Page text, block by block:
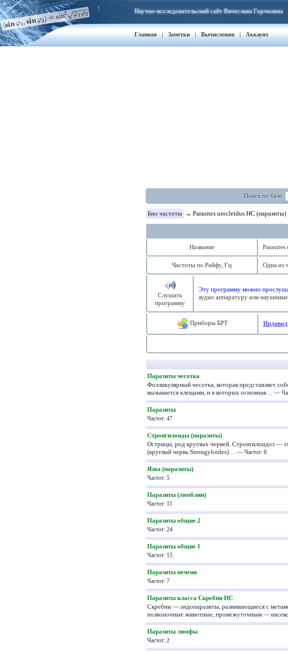
Научно-исследовательский сайт Вячеслава Горчилина
Главная | Заметки | Вычисления | Аккаунт
Поиск по базе:
Био частоты → Parasites urocleidus HC (паразиты)
Название
Частоты по Райфу, Гц Одна из
Слушать
программу
Эту программу можно
аудио аппаратуру или
Приборы БРТ
Паразиты чесотка
Фолликулярный чесотка, которая представляет
вызывается клещами, и в которых основная… —
Паразиты
Частот: 47
Стронгилоиды (паразиты)
Острицы, род круглых червей. Стронгилоидоз —
(круглый червь Strongyloides)… — Частот: 8
Язва (паразиты)
Частот: 5
Паразиты (лямблии)
Частот: 11
Паразиты общие 2
Частот: 24
Паразиты общие 1
Частот: 15
Паразиты печени
Частот: 7
Паразиты класса Скребни HC
Скребни — эндопаразиты, развивающиеся с
позвоночные животные, промежуточным —
Паразиты лимфы
Частот: 2